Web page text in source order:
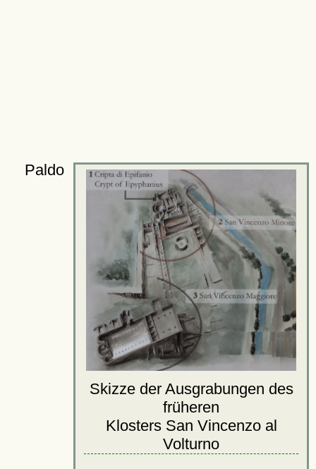
Skizze der Ausgrabungen des
früheren
Klosters San Vincenzo al
Volturno
Paldo